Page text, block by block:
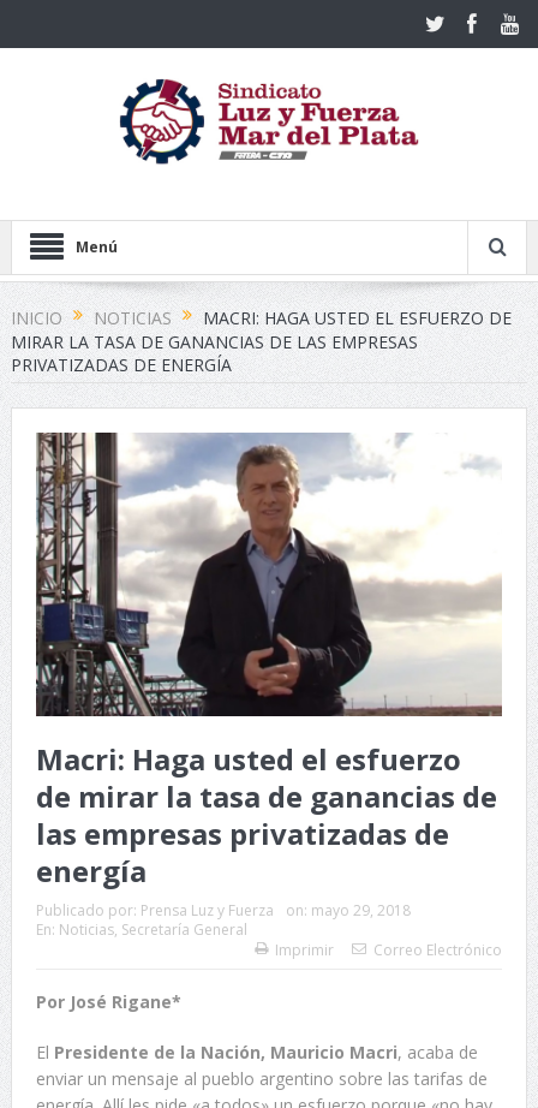
Menú
INICIO NOTICIAS
MACRI: HAGA USTED EL ESFUERZO DE
MIRAR LA TASA DE GANANCIAS DE LAS EMPRESAS
PRIVATIZADAS DE ENERGÍA
Macri: Haga usted el esfuerzo
de mirar la tasa de ganancias de
las empresas privatizadas de
energía
Publicado por: Prensa Luz y Fuerza on: mayo 29, 2018
En: Noticias, Secretaría General
Imprimir
Correo Electrónico
Por José Rigane*
El Presidente de la Nación, Mauricio Macri, acaba de
enviar un mensaje al pueblo argentino sobre las tarifas de